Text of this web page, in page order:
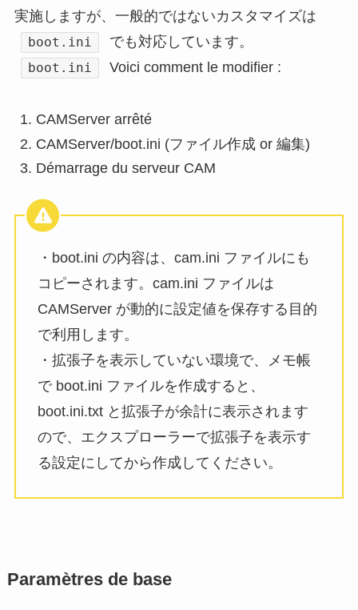
実施しますが、一般的ではないカスタマイズは
boot.ini でも対応しています。
boot.ini Voici comment le modifier :
CAMServer arrêté
CAMServer/boot.ini (ファイル作成 or 編集)
Démarrage du serveur CAM
・boot.ini の内容は、cam.ini ファイルにも
コピーされます。cam.ini ファイルは
CAMServer が動的に設定値を保存する目的
で利用します。
・拡張子を表示していない環境で、メモ帳
で boot.ini ファイルを作成すると、
boot.ini.txt と拡張子が余計に表示されます
ので、エクスプローラーで拡張子を表示す
る設定にしてから作成してください。
Paramètres de base